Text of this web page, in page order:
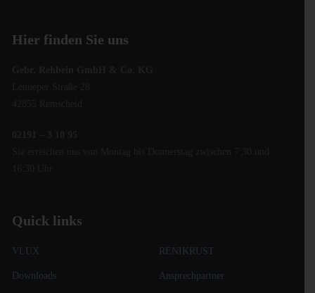
Hier finden Sie uns
Quick links
VLUX RENIKRUST
Downloads Ansprechpartner